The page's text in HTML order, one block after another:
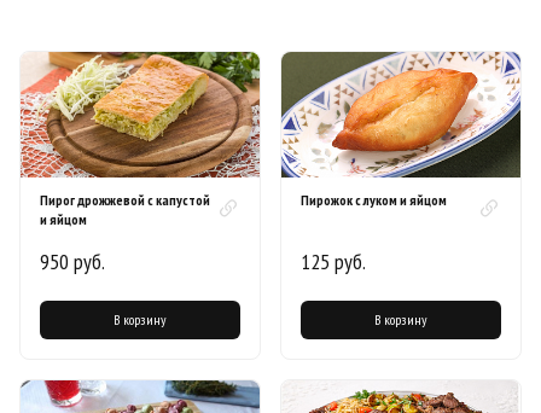
Пирог дрожжевой с капустой
и яйцом
950 руб.
В корзину
Пирожок с луком и яйцом
125 руб.
В корзину